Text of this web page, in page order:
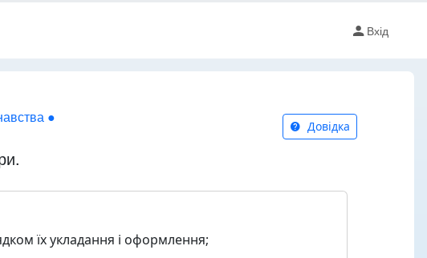
Вхід
●
Довідка
їх укладання і оформлення;